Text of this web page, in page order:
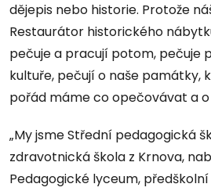
dějepis nebo historie. Protože
Restaurátor historického
pečuje a pracují potom, pečuje
kultuře, pečují o naše památky,
pořád máme co opečovávat a
„My jsme Střední pedagogická
zdravotnická škola z Krnova,
Pedagogické lyceum,